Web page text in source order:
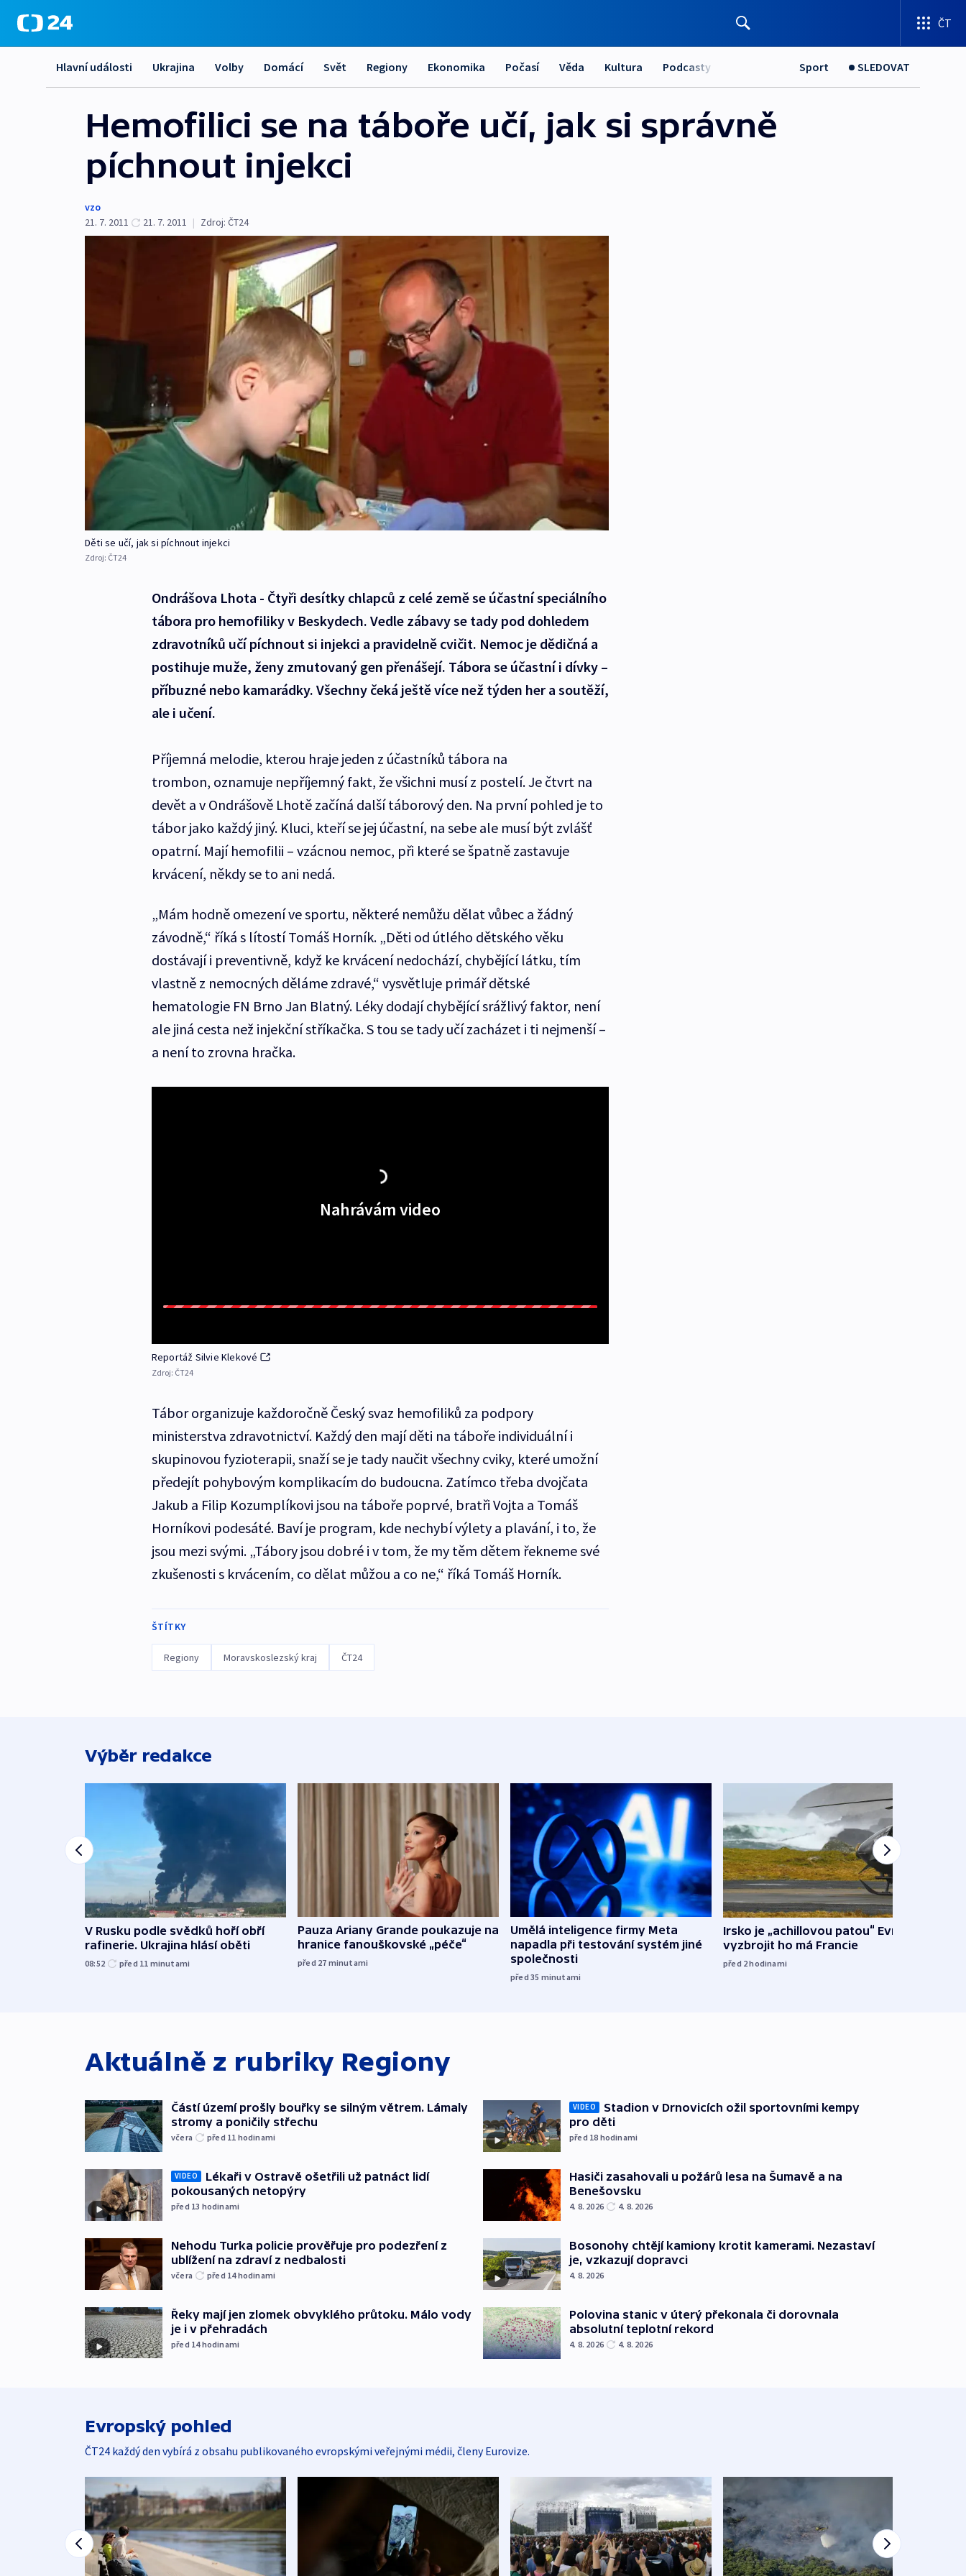
ČT
Hlavní události Ukrajina Volby Domácí Svět Regiony Ekonomika Počasí Věda Kultura Podcasty Sport SLEDOVAT
Hemofilici se na táboře učí, jak si správně
píchnout injekci
vzo
21. 7. 2011
21. 7. 2011 | Zdroj: ČT24
Děti se učí, jak si píchnout injekci
Zdroj: ČT24
Ondrášova Lhota - Čtyři desítky chlapců z celé země se účastní speciálního
tábora pro hemofiliky v Beskydech. Vedle zábavy se tady pod dohledem
zdravotníků učí píchnout si injekci a pravidelně cvičit. Nemoc je dědičná a
postihuje muže, ženy zmutovaný gen přenášejí. Tábora se účastní i dívky –
příbuzné nebo kamarádky. Všechny čeká ještě více než týden her a soutěží,
ale i učení.
Příjemná melodie, kterou hraje jeden z účastníků tábora na
trombon, oznamuje nepříjemný fakt, že všichni musí z postelí. Je čtvrt na
devět a v Ondrášově Lhotě začíná další táborový den. Na první pohled je to
tábor jako každý jiný. Kluci, kteří se jej účastní, na sebe ale musí být zvlášť
opatrní. Mají hemofilii – vzácnou nemoc, při které se špatně zastavuje
krvácení, někdy se to ani nedá.
„Mám hodně omezení ve sportu, některé nemůžu dělat vůbec a žádný
závodně,“ říká s lítostí Tomáš Horník. „Děti od útlého dětského věku
dostávají i preventivně, když ke krvácení nedochází, chybějící látku, tím
vlastně z nemocných děláme zdravé,“ vysvětluje primář dětské
hematologie FN Brno Jan Blatný. Léky dodají chybějící srážlivý faktor, není
ale jiná cesta než injekční stříkačka. S tou se tady učí zacházet i ti nejmenší –
a není to zrovna hračka.
Nahrávám video
Reportáž Silvie Klekové
Zdroj: ČT24
Tábor organizuje každoročně Český svaz hemofiliků za podpory
ministerstva zdravotnictví. Každý den mají děti na táboře individuální i
skupinovou fyzioterapii, snaží se je tady naučit všechny cviky, které umožní
předejít pohybovým komplikacím do budoucna. Zatímco třeba dvojčata
Jakub a Filip Kozumplíkovi jsou na táboře poprvé, bratři Vojta a Tomáš
Horníkovi podesáté. Baví je program, kde nechybí výlety a plavání, i to, že
jsou mezi svými. „Tábory jsou dobré i v tom, že my těm dětem řekneme své
zkušenosti s krvácením, co dělat můžou a co ne,“ říká Tomáš Horník.
ŠTÍTKY
Regiony Moravskoslezský kraj ČT24
Výběr redakce
V Rusku podle svědků hoří obří
rafinerie. Ukrajina hlásí oběti
08:52 před 11 minutami
Pauza Ariany Grande poukazuje na
hranice fanouškovské „péče“
před 27 minutami
Umělá inteligence firmy Meta
napadla při testování systém jiné
společnosti
před 35 minutami
Irsko je „achillovou patou“ Evropy,
vyzbrojit ho má Francie
před 2hodinami
Aktuálně z rubriky Regiony
Částí území prošly bouřky se silným větrem. Lámaly
stromy a poničily střechu
včera před 11 hodinami
VIDEO
Lékaři v Ostravě ošetřili už patnáct lidí
pokousaných netopýry
před 13 hodinami
Nehodu Turka policie prověřuje pro podezření z
ublížení na zdraví z nedbalosti
včera před 14hodinami
Řeky mají jen zlomek obvyklého průtoku. Málo vody
je i v přehradách
před 14hodinami
VIDEO
Stadion v Drnovicích ožil sportovními kempy
pro děti
před 18 hodinami
Hasiči zasahovali u požárů lesa na Šumavě a na
Benešovsku
4. 8. 2026 4. 8. 2026
Bosonohy chtějí kamiony krotit kamerami. Nezastaví
je, vzkazují dopravci
4. 8. 2026
Polovina stanic v úterý překonala či dorovnala
absolutní teplotní rekord
4. 8. 2026 4. 8. 2026
Evropský pohled
ČT24 každý den vybírá z obsahu publikovaného evropskými veřejnými médii, členy Eurovize.